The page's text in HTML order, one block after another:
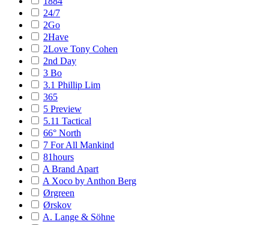
24/7
2Go
2Have
2Love Tony Cohen
2nd Day
3 Bo
3.1 Phillip Lim
365
5 Preview
5.11 Tactical
66° North
7 For All Mankind
81hours
A Brand Apart
A Xoco by Anthon Berg
Ørgreen
Ørskov
A. Lange & Söhne